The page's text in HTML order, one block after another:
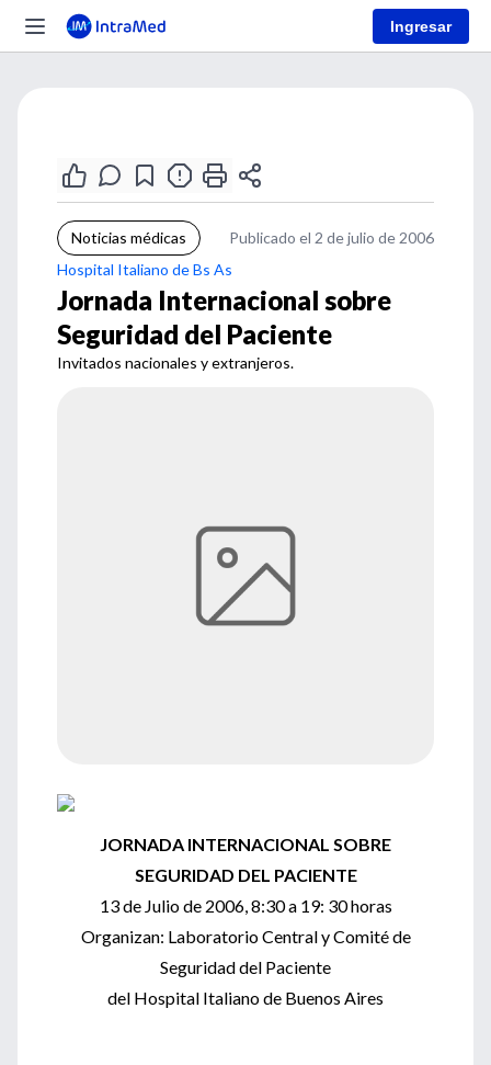
Ingresar
Noticias médicas
Publicado el 2 de julio de 2006
Hospital Italiano de Bs As
Jornada Internacional sobre
Seguridad del Paciente
Invitados nacionales y extranjeros.
JORNADA INTERNACIONAL SOBRE
SEGURIDAD DEL PACIENTE
13 de Julio de 2006, 8:30 a 19: 30 horas
Organizan: Laboratorio Central y Comité de
Seguridad del Paciente
del Hospital Italiano de Buenos Aires